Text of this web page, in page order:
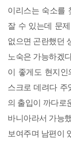
이리스는 숙소를
잘 수 있는데 문
없으면 곤란했던
노숙은 가능하겠
이 좋게도 현지인
스크로 데려다 주
의 출입이 까다로
바니아라서 가능
보여주며 남편이